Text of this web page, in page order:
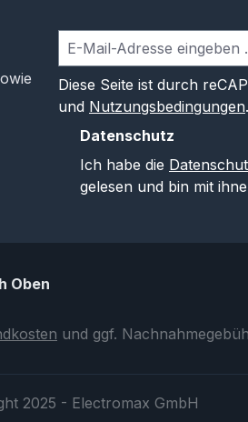
Diese Seite ist durch
und Nutzungsbedingungen.
Datenschutz
Ich habe die
gelesen und bin mit
Oben
und ggf.
2025 - Electromax GmbH